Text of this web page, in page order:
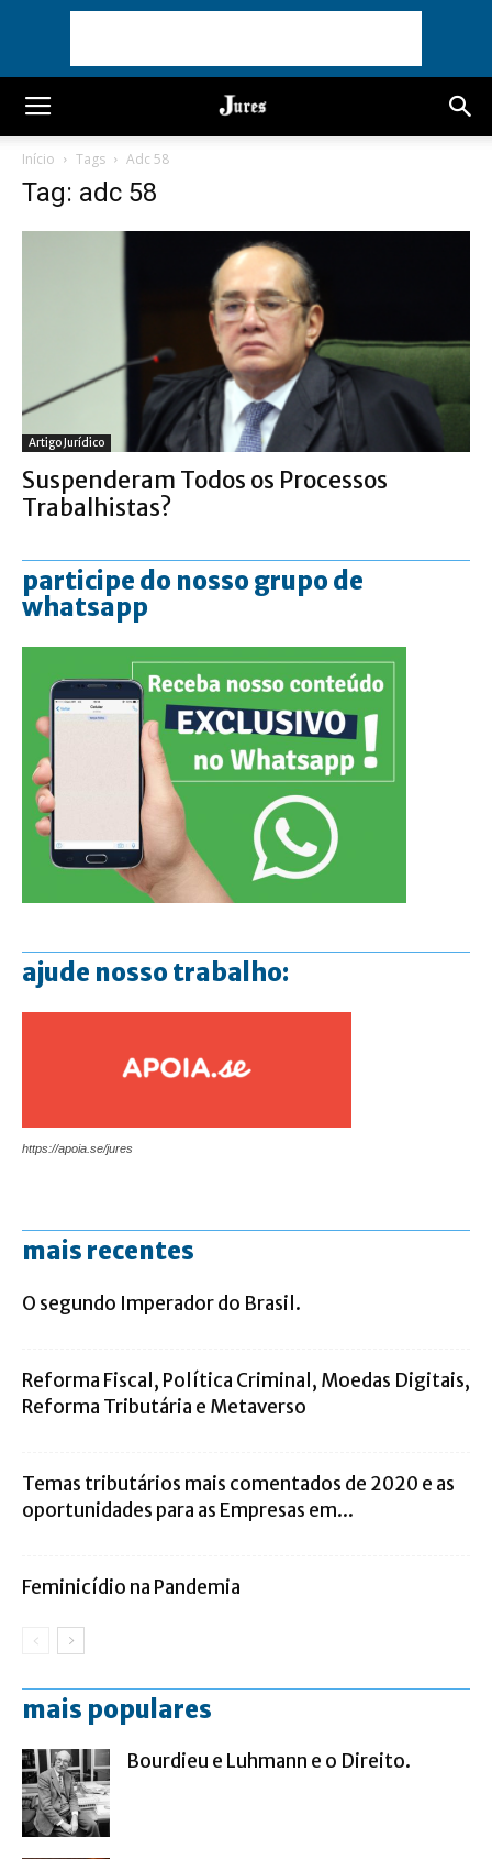
Início Tags Adc 58
Tag: adc 58
Artigo Jurídico
Suspenderam Todos os Processos
Trabalhistas?
participe do nosso grupo de
whatsapp
ajude nosso trabalho:
https://apoia.se/jures
mais recentes
O segundo Imperador do Brasil.
Reforma Fiscal, Política Criminal, Moedas Digitais,
Reforma Tributária e Metaverso
Temas tributários mais comentados de 2020 e as
oportunidades para as Empresas em...
Feminicídio na Pandemia
mais populares
Bourdieu e Luhmann e o Direito.